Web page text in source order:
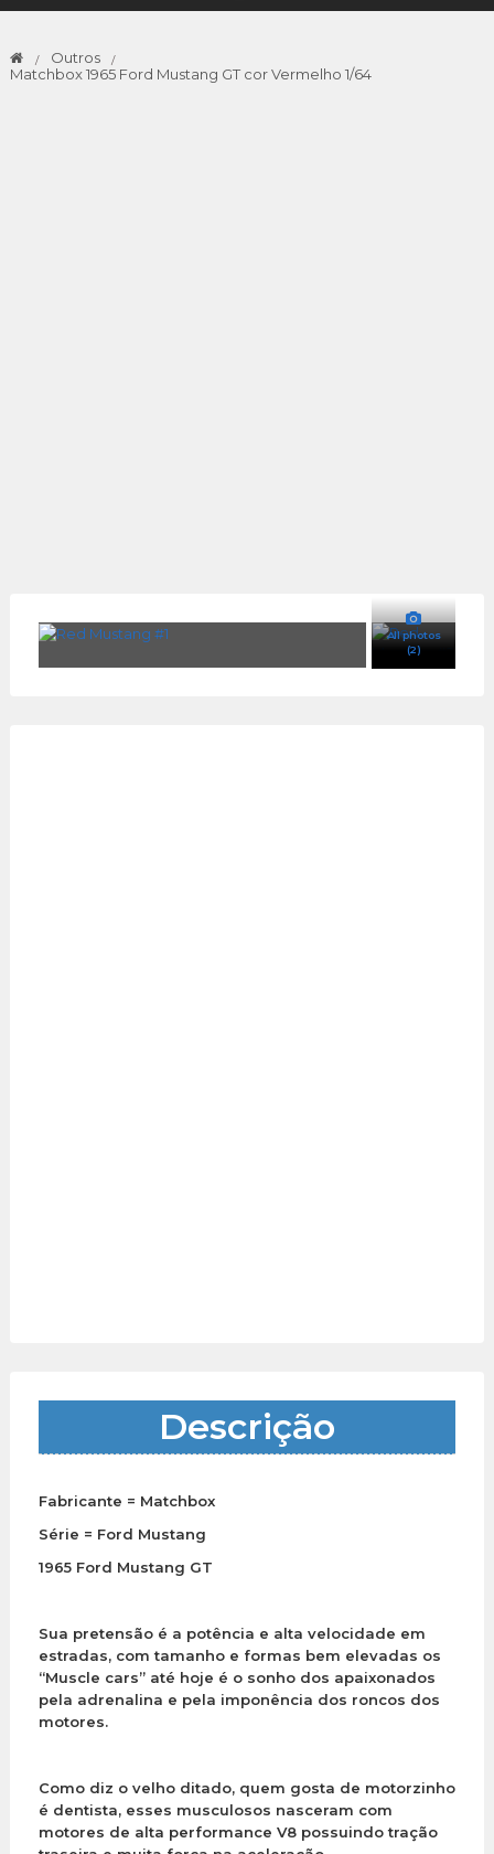
Outros
Matchbox 1965 Ford Mustang GT cor Vermelho 1/64
All photos
(2)
Descrição
Fabricante = Matchbox
Série = Ford Mustang
1965 Ford Mustang GT
Sua pretensão é a potência e alta velocidade em
estradas, com tamanho e formas bem elevadas os
“Muscle cars” até hoje é o sonho dos apaixonados
pela adrenalina e pela imponência dos roncos dos
motores.
Como diz o velho ditado, quem gosta de motorzinho
é dentista, esses musculosos nasceram com
motores de alta performance V8 possuindo tração